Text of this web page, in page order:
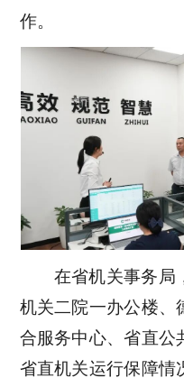
作。
在省机关事务局
机关二院一办公楼、
合服务中心、省直公
省直机关运行保障情